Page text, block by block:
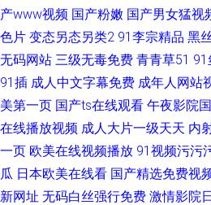
产www视频 国产粉嫩 国产男女猛视
色片 变态另态另类2 91李宗精品 黑
无码网站 三级无毒免费 青青草51 91
91插 成人中文字幕免费 成年人网站
美第一页 国产ts在线观看 午夜影院
在线播放视频 成人大片一级天天 内
一页 欧美在线视频播放 91视频污污
瓜 日本欧美在线看 国产精选免费视
新网址 无码白丝强行免费 激情影院